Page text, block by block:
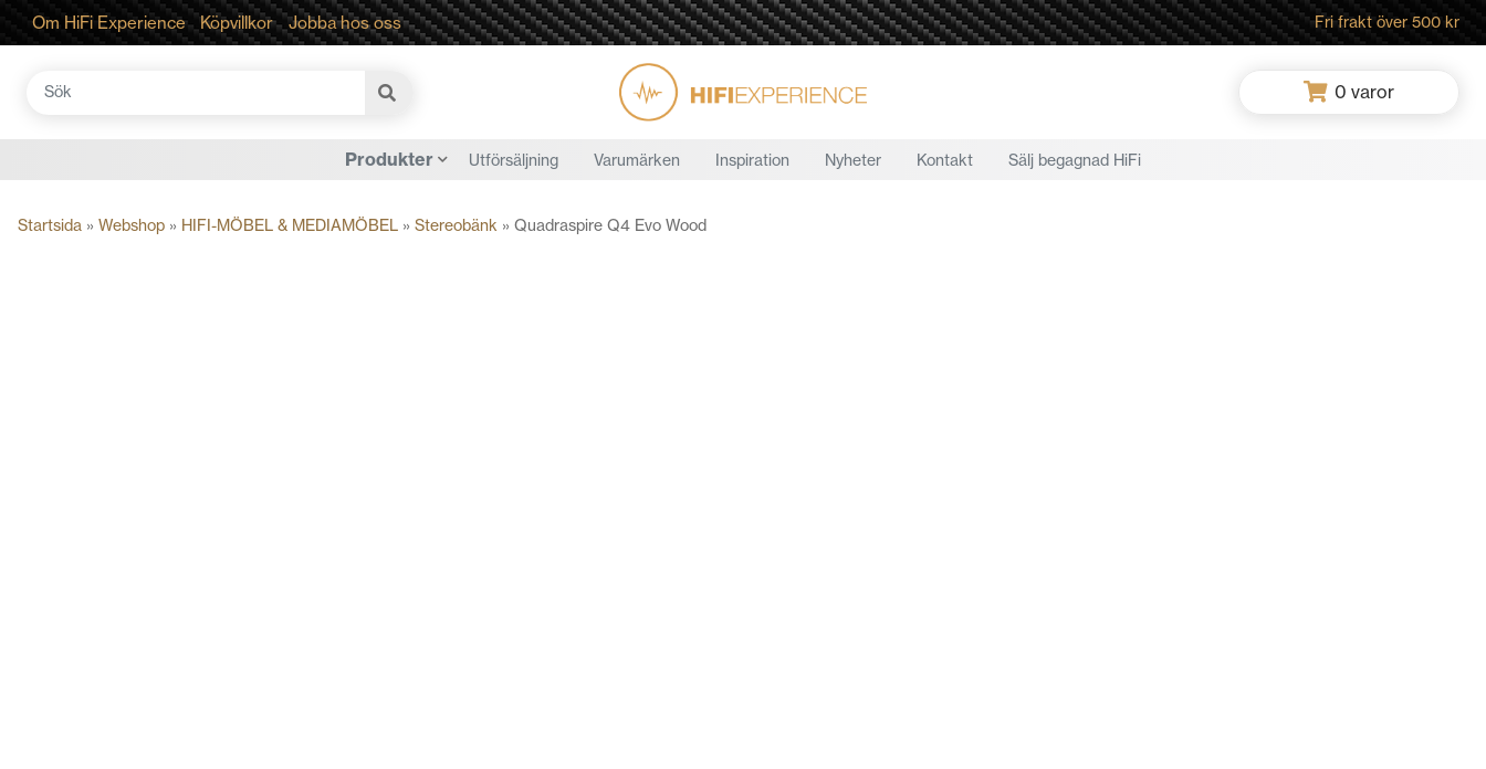
Om HiFi Experience Köpvillkor Jobba hos oss Fri frakt över 500 kr
Sök
0 varor
Produkter Utförsäljning Varumärken Inspiration Nyheter Kontakt Sälj begagnad HiFi
Startsida » Webshop » HIFI-MÖBEL & MEDIAMÖBEL » Stereobänk » Quadraspire Q4 Evo Wood